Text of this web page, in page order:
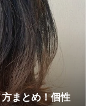
まとめ！個性